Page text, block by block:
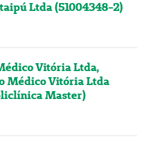
Ltda (51004348-2)
Vitória Ltda,
Médico Vitória Ltda
Master)